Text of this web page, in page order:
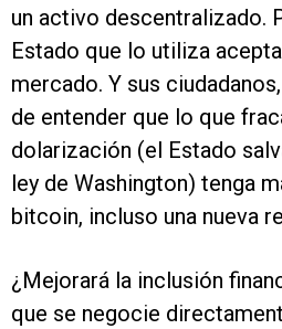
un activo descentralizado.
Estado que lo utiliza
mercado. Y sus
de entender que lo que
dolarización (el Estado
ley de Washington) tenga
bitcoin, incluso una nueva
¿Mejorará la inclusión
que se negocie